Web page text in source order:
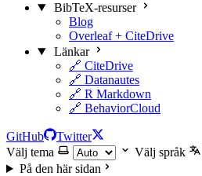
BibTeX-resurser
Blog
Overleaf + CiteDrive
Länkar
🔗 CiteDrive
🔗 Datanautes
🔗 R Markdown
🔗 BehaviorCloud
GitHub
Twitter
Välj tema
Välj språk
På den här sidan